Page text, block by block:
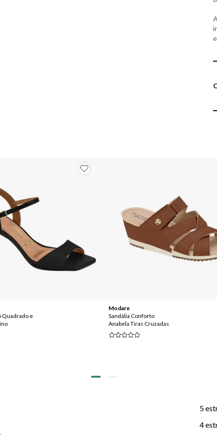
Quadrado e
Modare
Sandália Conforto
Anabela Tiras Cruzadas
5
4